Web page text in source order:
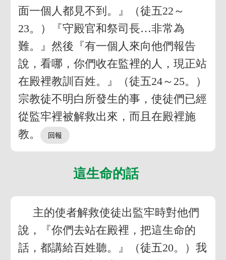
面一個人都見不到。』（徒五22～
23。）『守殿官和祭司長…非常為
難。』然後『有一個人來向他們報告
說，看哪，你們收在監裡的人，現正站
在殿裡教訓百姓。』（徒五24～25。）
宗教徒不明白所發生的事，使徒們已經
從監牢裡被解救出來，而且在殿裡施
教。
這生命的話
主的使者解救使徒出監牢時對他們
說，『你們去站在殿裡，把這生命的
話，都講給百姓聽。』（徒五20。）我